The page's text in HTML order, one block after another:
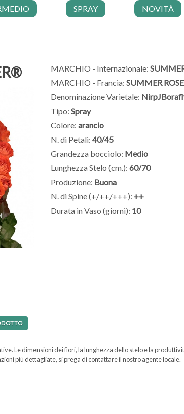
SPRAY NOVITÀ
MARCHIO - Internazionale:
MARCHIO - Francia: SUMMER
Denominazione Varietale:
Tipo: Spray
Colore: arancio
N. di Petali: 40/45
Grandezza bocciolo: Medio
Lunghezza Stelo (cm.): 60/70
Produzione: Buona
N. di Spine (+/++/+++): ++
Durata in Vaso (giorni): 10
Le dimensioni dei fiori, la lunghezza dello stelo e la
più dettagliate, si prega di contattare il nostro agente locale.